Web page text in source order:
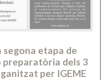
segona etapa de
preparatòria dels 3
per IGEME